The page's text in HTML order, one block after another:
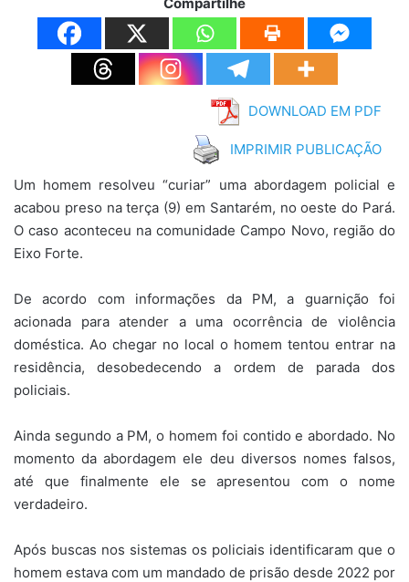
DOWNLOAD EM PDF
IMPRIMIR PUBLICAÇÃO
Um homem resolveu “curiar” uma abordagem policial e
acabou preso na terça (9) em Santarém, no oeste do Pará.
O caso aconteceu na comunidade Campo Novo, região do
Eixo Forte.
De acordo com informações da PM, a guarnição foi
acionada para atender a uma ocorrência de violência
doméstica. Ao chegar no local o homem tentou entrar na
residência, desobedecendo a ordem de parada dos
policiais.
Ainda segundo a PM, o homem foi contido e abordado. No
momento da abordagem ele deu diversos nomes falsos,
até que finalmente ele se apresentou com o nome
verdadeiro.
Após buscas nos sistemas os policiais identificaram que o
homem estava com um mandado de prisão desde 2022 por